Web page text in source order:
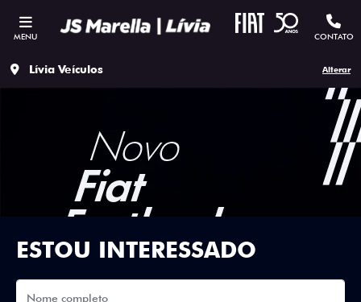
MENU CONTATO
Lívia Veículos Alterar
ESTOU INTERESSADO